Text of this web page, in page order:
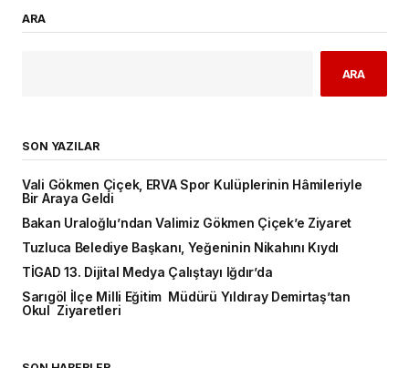
ARA
ARA
SON YAZILAR
Vali Gökmen Çiçek, ERVA Spor Kulüplerinin Hâmileriyle
Bir Araya Geldi
Bakan Uraloğlu’ndan Valimiz Gökmen Çiçek’e Ziyaret
Tuzluca Belediye Başkanı, Yeğeninin Nikahını Kıydı
TİGAD 13. Dijital Medya Çalıştayı Iğdır’da
Sarıgöl İlçe Milli Eğitim Müdürü Yıldıray Demirtaş’tan
Okul Ziyaretleri